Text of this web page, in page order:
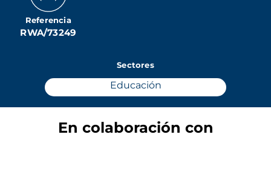
Referencia
RWA/73249
Sectores
Educación
En colaboración con